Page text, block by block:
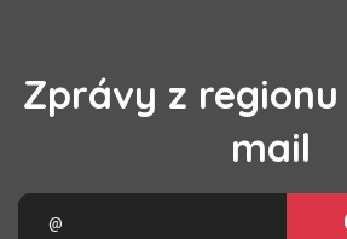
Zprávy z
mail